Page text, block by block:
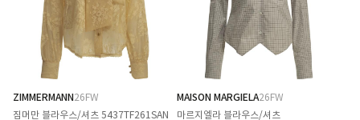
ZIMMERMANN26FW
짐머만 블라우스/셔츠 5437TF261SAN
MAISON MARGIELA26FW
마르지엘라 블라우스/셔츠